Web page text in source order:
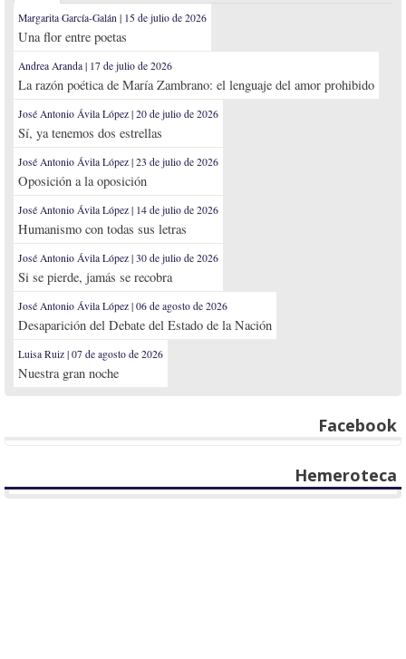
Margarita García-Galán | 15 de julio de 2026
Una flor entre poetas
Andrea Aranda | 17 de julio de 2026
La razón poética de María Zambrano: el lenguaje del amor prohibido
José Antonio Ávila López | 20 de julio de 2026
Sí, ya tenemos dos estrellas
José Antonio Ávila López | 23 de julio de 2026
Oposición a la oposición
José Antonio Ávila López | 14 de julio de 2026
Humanismo con todas sus letras
José Antonio Ávila López | 30 de julio de 2026
Si se pierde, jamás se recobra
José Antonio Ávila López | 06 de agosto de 2026
Desaparición del Debate del Estado de la Nación
Luisa Ruiz | 07 de agosto de 2026
Nuestra gran noche
Facebook
Hemeroteca